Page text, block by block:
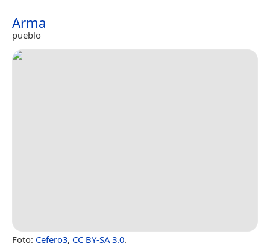
Arma
pueblo
Foto: Cefero3, CC BY-SA 3.0.